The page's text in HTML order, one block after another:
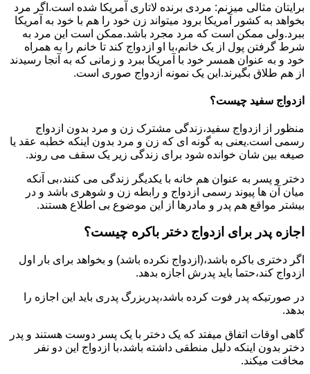
برایتان مثالی میزنم: مردی برنده لاتاری آمریکا شده است.اگر مرد
بخواهد به کشور آمریکا برود میتواند زن خود را هم با خود به آمریکا
ببرد.ولی ممکن است که مرد مجرد باشد.ممکن است این مرد به
شرط گرفتن پول از یک خانم،با او ازدواج کند تا خانم را به همراه
خود و به عنوان همسر خود با آمریکا ببرد و زمانی که به آنجا رسیدند
از هم طلاق بگیرند.این یک نمونه ازدواج صوری است.
ازدواج سفید چیست؟
منظور از ازدواج سفید،زندگی مشترک زن و مرد بدون ازدواج
رسمی است.یعنی به گونه ای که زن و مرد بدون اینکه خطبه عقد یا
صیغه بین شان خوانده شود برای زندگی زیر یک سقف می روند.
دختر و پسر به عنوان هم خانه با یکدیگر زندگی می کنند،بی آنکه
میان آن ها پیوند رسمی ازدواج و رابطه زن و شوهری باشد و در
بیشتر مواقع هم پدر و مادرها از این موضوع بی اطلاع هستند.
اجازه پدر برای ازدواج دختر باکره چیست؟
اگر دختری باکره باشد،(ازدواج نکرده باشد) و بخواهد برای بار اول
ازدواج کند،حتما باید پدرش اجازه بدهد.
در صورتیکه پدر فوت کرده باشد،پدربزرگ پدری باید این اجازه را
بدهد.
گاهی اوقات اتفاق میفتد که یک دختر با یک پسر دوست هستند و پدر
دختر بدون اینکه دلیل منطقی داشته باشد،با ازدواج این دو نفر
مخافت میکند.